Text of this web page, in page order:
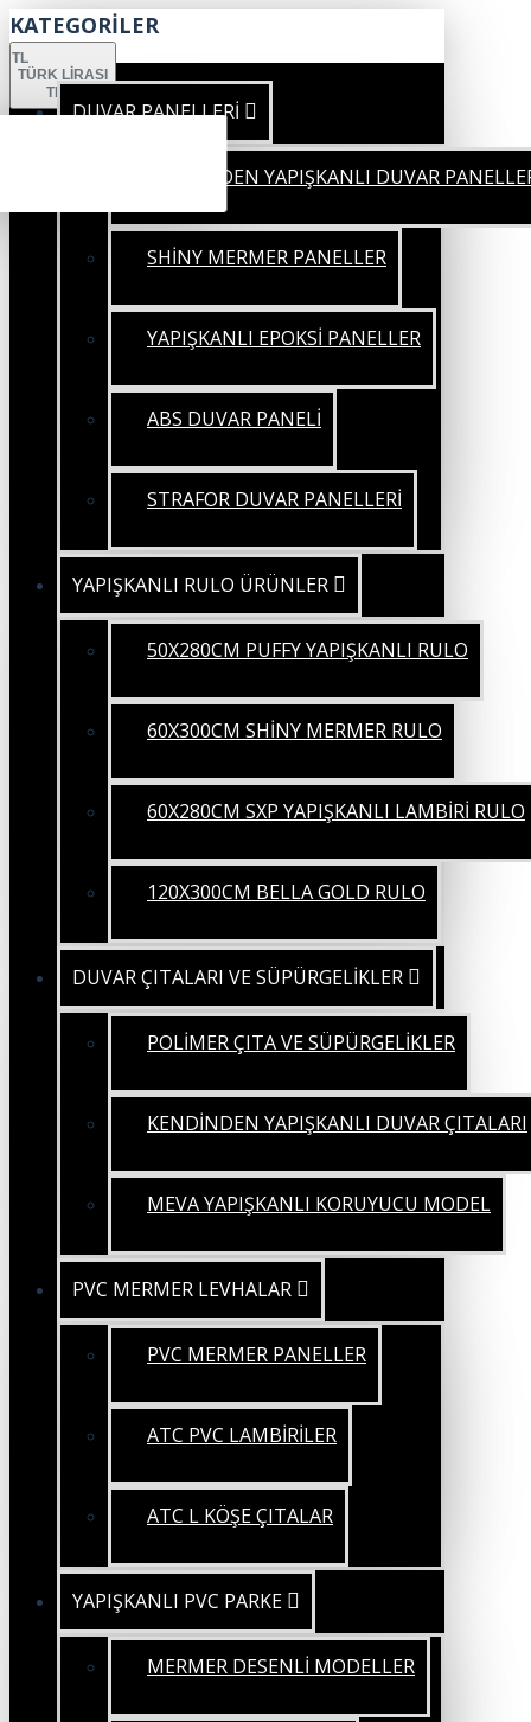
KATEGORİLER
TL
TÜRK LIRASI
TRY
DUVAR PANELLERİ
KENDİNDEN YAPIŞKANLI DUVAR
SHİNY MERMER PANELLER
YAPIŞKANLI EPOKSİ PANELLER
ABS DUVAR PANELİ
STRAFOR DUVAR PANELLERİ
YAPIŞKANLI RULO ÜRÜNLER
50X280CM PUFFY YAPIŞKANLI RULO
60X300CM SHİNY MERMER RULO
60X280CM SXP YAPIŞKANLI LAMBİRİ RULO
120X300CM BELLA GOLD RULO
DUVAR ÇITALARI VE SÜPÜRGELİKLER
POLİMER ÇITA VE SÜPÜRGELİKLER
KENDİNDEN YAPIŞKANLI DUVAR ÇITALARI
MEVA YAPIŞKANLI KORUYUCU MODEL
PVC MERMER LEVHALAR
PVC MERMER PANELLER
ATC PVC LAMBİRİLER
ATC L KÖŞE ÇITALAR
YAPIŞKANLI PVC PARKE
MERMER DESENLİ MODELLER